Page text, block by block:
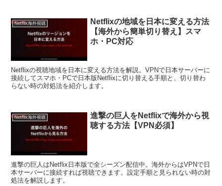
Netflix海外視聴
Netflixの地域を日本に変える方法
【海外から簡単切り替え】スマ
ホ・PC対応
Netflixの視聴地域を日本に変える方法を解説。VPNで日本サーバーに
接続してスマホ・PCで日本版Netflixに切り替える手順と、切り替わ
らない時の対処法を紹介します。
Netflix海外視聴
進撃の巨人をNetflixで海外から視
聴する方法【VPN必須】
進撃の巨人はNetflix日本版で全シーズン配信中。海外からはVPNで日
本サーバーに接続すれば視聴できます。設定手順と見られない時の対
処法を解説します。